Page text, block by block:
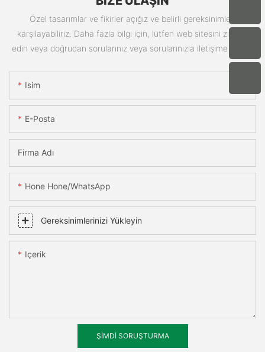
Özel tasarımlar ve fikirler açığız ve belirli gereksinimleri
karşılayabiliriz. Daha fazla bilgi için, lütfen web sitesini ziyaret
edin veya doğrudan sorularınız veya sorularınızla iletişime geçin.
Isim
E-Posta
Firma Adı
Hone Hone/WhatsApp
Gereksinimlerinizi Yükleyin
Içerik
ŞIMDI SORUŞTURMA